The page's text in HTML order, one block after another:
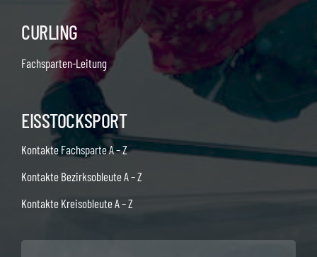
CURLING
Fachsparten-Leitung
EISSTOCKSPORT
Kontakte Fachsparte A – Z
Kontakte Bezirksobleute A – Z
Kontakte Kreisobleute A – Z